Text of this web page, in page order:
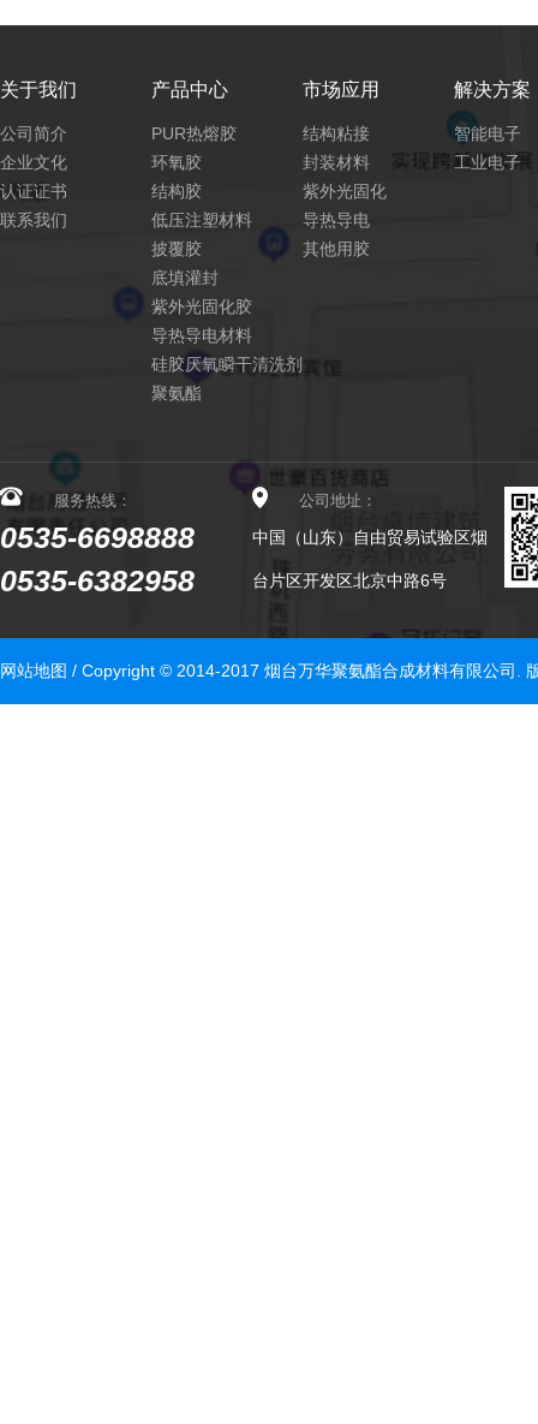
关于我们
公司简介
企业文化
认证证书
联系我们
产品中心
PUR热熔胶
环氧胶
结构胶
低压注塑材料
披覆胶
底填灌封
紫外光固化胶
导热导电材料
硅胶厌氧瞬干清洗剂
聚氨酯
市场应用
结构粘接
封装材料
紫外光固化
导热导电
其他用胶
解决方案
智能电子
工业电子
服务热线：
0535-6698888
0535-6382958
公司地址：
中国（山东）自由贸易试验区烟
台片区开发区北京中路6号
网站地图 / Copyright © 2014-2017 烟台万华聚氨酯合成材料有限公司.